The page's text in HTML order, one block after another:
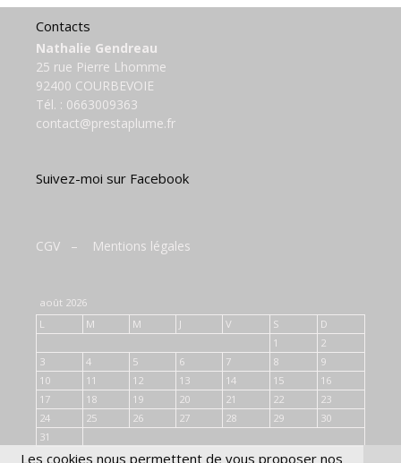
Contacts
Nathalie Gendreau
25 rue Pierre Lhomme
92400 COURBEVOIE
Tél. : 0663009363
contact@prestaplume.fr
Suivez-moi sur Facebook
CGV – Mentions légales
août 2026
L
M M J V S
D
1
2
3
4 5 6 7 8
9
10
11 12 13 14 15
16
17
18 19 20 21 22
23
24
25 26 27 28 29
30
31
Les cookies nous permettent de vous proposer nos